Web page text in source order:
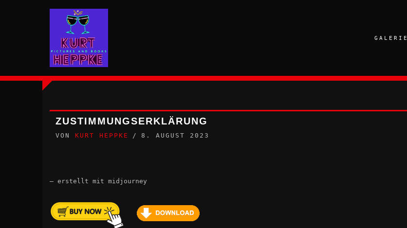
GALERIE
ZUSTIMMUNGSERKLÄRUNG
VON KURT HEPPKE 8. AUGUST 2023
– erstellt mit midjourney